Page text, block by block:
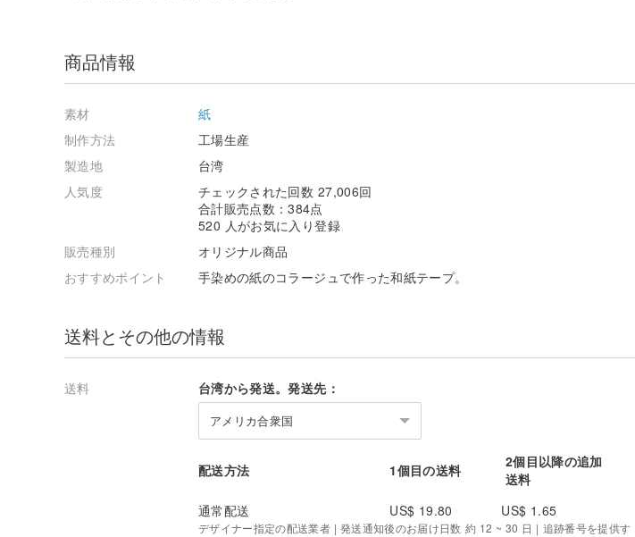
商品情報
素材
紙
制作方法
工場生産
製造地
台湾
人気度
チェックされた回数 27,006回
合計販売点数：384点
520 人がお気に入り登録
販売種別
オリジナル商品
おすすめポイント
手染めの紙のコラージュで作った和紙テープ。
送料とその他の情報
送料 台湾から発送。発送先：
アメリカ合衆国
配送方法 1個目の送料
2個目以降の追加
送料
通常配送
US$ 19.80 US$ 1.65
デザイナー指定の配送業者 | 発送通知後のお届け日数 約 12 ~ 30 日 | 追跡番号を提供す